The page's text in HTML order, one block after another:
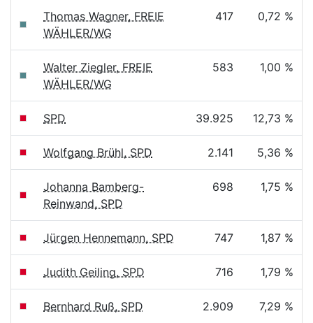
Thomas Wagner, FREIE
WÄHLER/WG
417 0,72 %
Walter Ziegler, FREIE
WÄHLER/WG
583 1,00 %
SPD 39.925 12,73 %
Wolfgang Brühl, SPD 2.141 5,36 %
Johanna Bamberg-
Reinwand, SPD
698 1,75 %
Jürgen Hennemann, SPD 747 1,87 %
Judith Geiling, SPD 716 1,79 %
Bernhard Ruß, SPD 2.909 7,29 %